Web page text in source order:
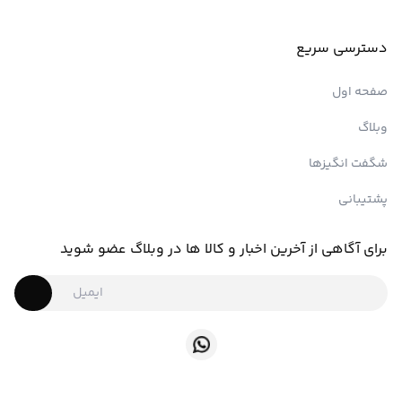
دسترسی سریع
صفحه اول
وبلاگ
شگفت انگیزها
پشتیبانی
برای آگاهی از آخرین اخبار و کالا ها در وبلاگ عضو شوید